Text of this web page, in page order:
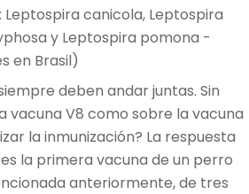
canicola, Leptospira
y Leptospira pomona -
en Brasil)
deben andar juntas. Sin
vacuna V8 como sobre la vacuna
la inmunización? La respuesta
la primera vacuna de un perro
anteriormente, de tres